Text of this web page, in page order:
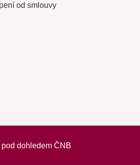
od smlouvy
pod dohledem ČNB